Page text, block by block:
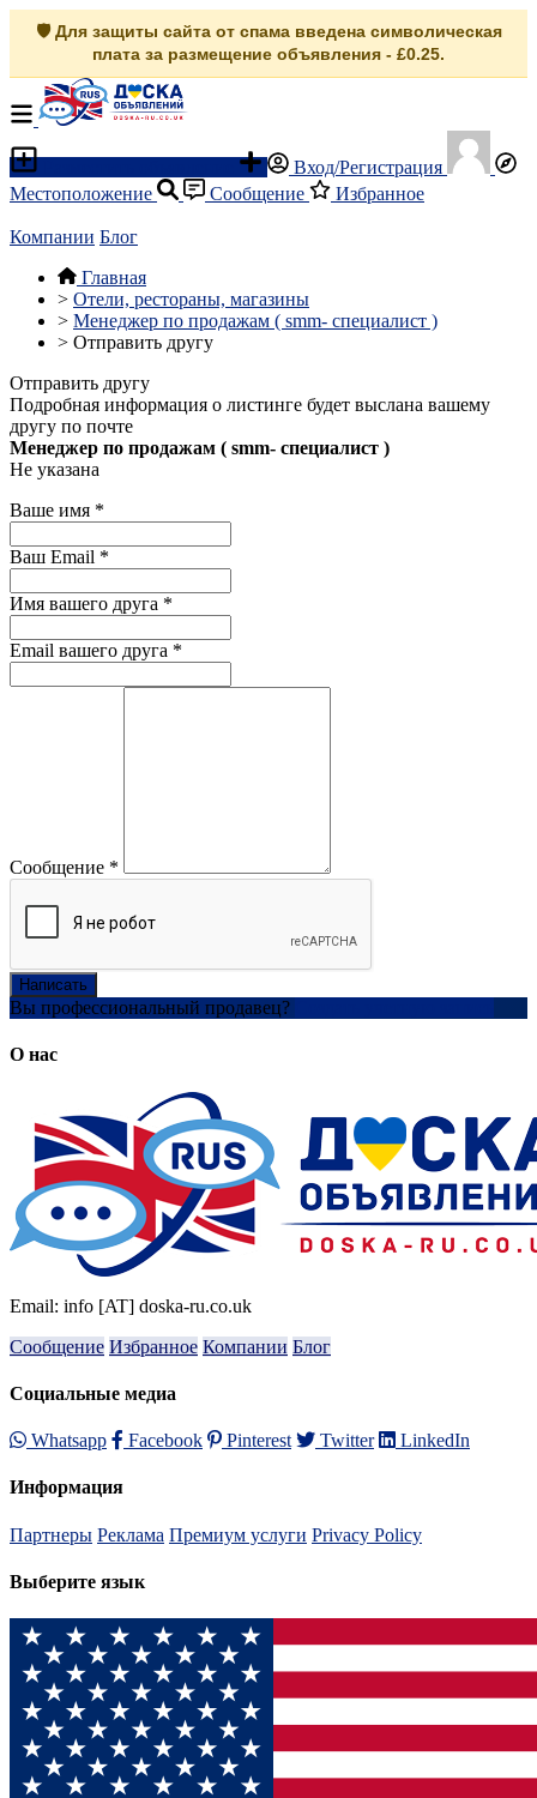
🛡️ Для защиты сайта от спама введена символическая
плата за размещение объявления - £0.25.
Вход/Регистрация
Местоположение
Сообщение Избранное
Компании Блог
Главная
> Отели, рестораны, магазины
> Менеджер по продажам ( smm- специалист )
> Отправить другу
Отправить другу
Подробная информация о листинге будет выслана вашему
другу по почте
Менеджер по продажам ( smm- специалист )
Не указана
Ваше имя *
Ваш Email *
Имя вашего друга *
Email вашего друга *
Сообщение *
Написать
Вы профессиональный продавец?
О нас
Email: info [AT] doska-ru.co.uk
Сообщение Избранное Компании Блог
Социальные медиа
Whatsapp Facebook Pinterest Twitter LinkedIn
Информация
Партнеры Реклама Премиум услуги Privacy Policy
Выберите язык